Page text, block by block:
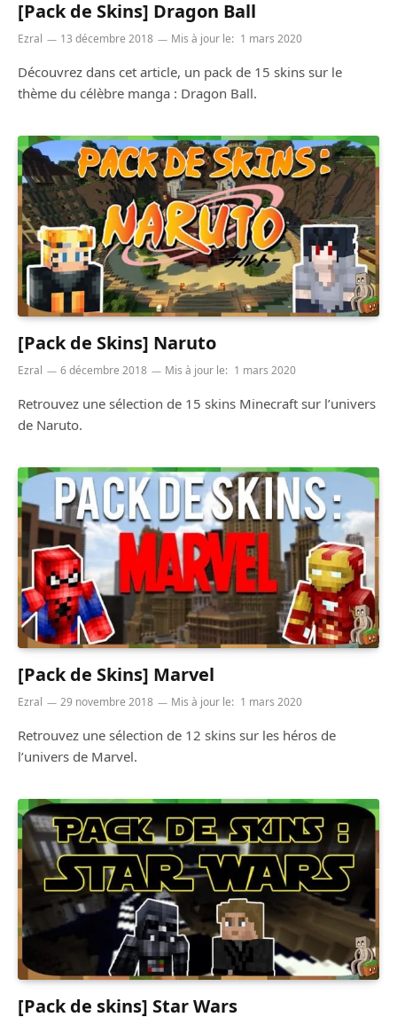
[Pack de Skins] Dragon Ball
Ezral 13 décembre 2018 Mis à jour le: 1 mars 2020
Découvrez dans cet article, un pack de 15 skins sur le
thème du célèbre manga : Dragon Ball.
[Pack de Skins] Naruto
Ezral 6 décembre 2018 Mis à jour le: 1 mars 2020
Retrouvez une sélection de 15 skins Minecraft sur l’univers
de Naruto.
[Pack de Skins] Marvel
Ezral 29 novembre 2018 Mis à jour le: 1 mars 2020
Retrouvez une sélection de 12 skins sur les héros de
l’univers de Marvel.
[Pack de skins] Star Wars